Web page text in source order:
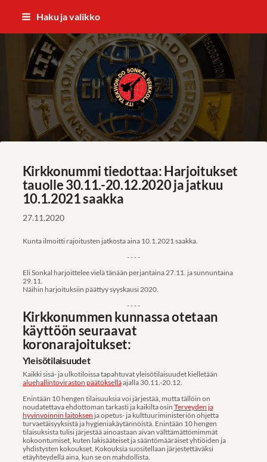
sivun
Haku ja valikko
ITF Taekwon-do Sonkal Veikkola
Kirkkonummi tiedottaa: Harjoitukset
tauolle 30.11.-20.12.2020 ja jatkuu
10.1.2021 saakka
27.11.2020
Kunta ilmoitti rajoitusten jatkosta aina 10.1.2021 saakka.
- - - -
Eli Sonkal harjoittelee vielä tänään perjantaina 27.11. ja sunnuntaina
29.11.
Näihin harjoituksiin päättyy syyskausi 2020.
- - - -
Kirkkonummen kunnassa otetaan
käyttöön seuraavat
koronarajoitukset:
Yleisötilaisuudet
Kaikki sisä- ja ulkotiloissa tapahtuvat yleisötilaisuudet kielletään
aluehallintoviraston päätökselläajalla 30.11.-20.12.
Enintään 10 hengen tilaisuuksia voi järjestää, mutta tällöin on
noudatettava ehdottoman tarkasti ja kaikilta osin Terveyden ja
hyvinvoinnin laitoksen ja opetus- ja kulttuuriministeriön ohjetta
turvaetäisyyksistä ja hygieniakäytännöistä. Enintään 10 hengen
tilaisuksista tulisi järjestää ainoastaan aivan välttämättömimmät
kokoontumiset, kuten lakisääteiset ja sääntömääräiset yhtiöiden ja
yhdistysten kokoukset. Kokouksia suositellaan järjestettäväksi
etäyhteydellä aina, kun se on mahdollista.